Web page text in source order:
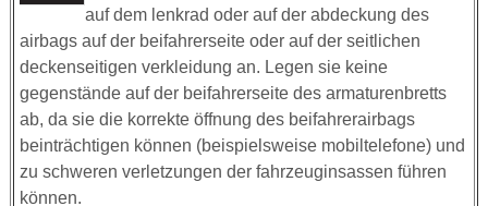
auf dem lenkrad oder auf der abdeckung des
airbags auf der beifahrerseite oder auf der seitlichen
deckenseitigen verkleidung an. Legen sie keine
gegenstände auf der beifahrerseite des armaturenbretts
ab, da sie die korrekte öffnung des beifahrerairbags
beinträchtigen können (beispielsweise mobiltelefone) und
zu schweren verletzungen der fahrzeuginsassen führen
können.